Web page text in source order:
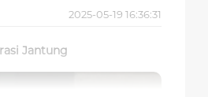
2025-05-19 16:36:31
Jantung